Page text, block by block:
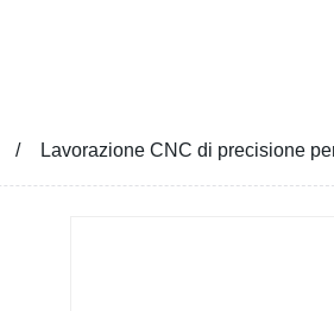
Lavorazione CNC di precisione